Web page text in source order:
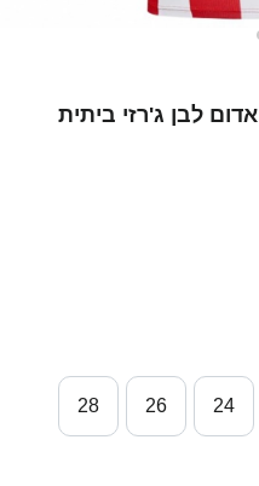
ילדים אייניז בארה נונייז #22 אדום לבן ג'רזי ביתית
24
26
28